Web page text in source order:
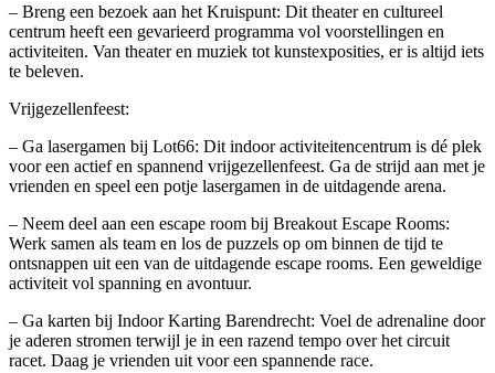
– Breng een bezoek aan het Kruispunt: Dit theater en cultureel
centrum heeft een gevarieerd programma vol voorstellingen en
activiteiten. Van theater en muziek tot kunstexposities, er is altijd iets
te beleven.
Vrijgezellenfeest:
– Ga lasergamen bij Lot66: Dit indoor activiteitencentrum is dé plek
voor een actief en spannend vrijgezellenfeest. Ga de strijd aan met je
vrienden en speel een potje lasergamen in de uitdagende arena.
– Neem deel aan een escape room bij Breakout Escape Rooms:
Werk samen als team en los de puzzels op om binnen de tijd te
ontsnappen uit een van de uitdagende escape rooms. Een geweldige
activiteit vol spanning en avontuur.
– Ga karten bij Indoor Karting Barendrecht: Voel de adrenaline door
je aderen stromen terwijl je in een razend tempo over het circuit
racet. Daag je vrienden uit voor een spannende race.